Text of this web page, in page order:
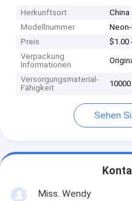
Herkunftsort
China
Modellnummer
Preis
$1.00
Verpackung
Informationen
Versorgungsmaterial-
Fähigkeit
Sehen
Miss. Wendy